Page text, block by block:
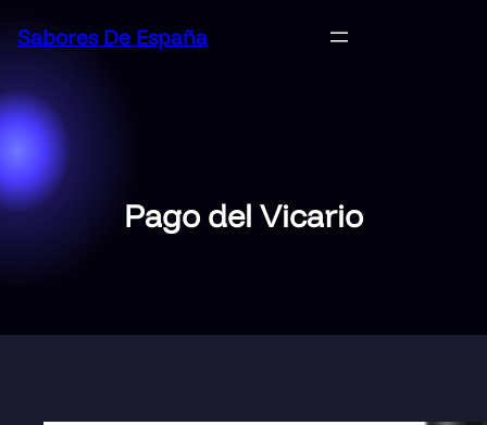
Sabores De España
Pago del Vicario